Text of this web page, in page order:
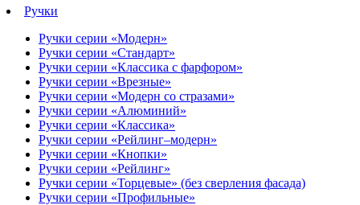
Ручки
Ручки серии «Модерн»
Ручки серии «Стандарт»
Ручки серии «Классика с фарфором»
Ручки серии «Врезные»
Ручки серии «Модерн со стразами»
Ручки серии «Алюминий»
Ручки серии «Классика»
Ручки серии «Рейлинг–модерн»
Ручки серии «Кнопки»
Ручки серии «Рейлинг»
Ручки серии «Торцевые» (без сверления фасада)
Ручки серии «Профильные»